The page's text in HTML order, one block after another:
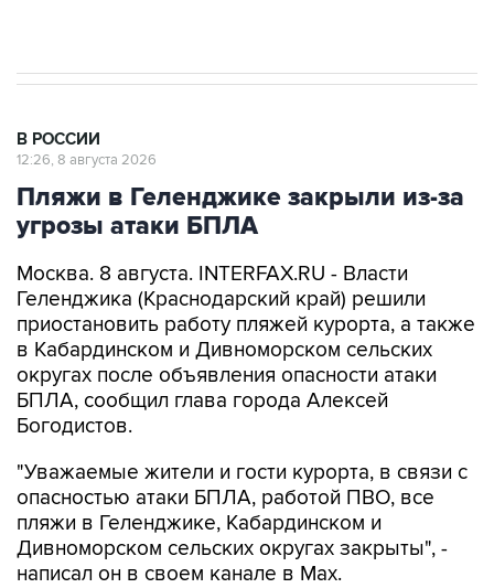
В РОССИИ
12:26, 8 августа 2026
Пляжи в Геленджике закрыли из-за
угрозы атаки БПЛА
Москва. 8 августа. INTERFAX.RU - Власти
Геленджика (Краснодарский край) решили
приостановить работу пляжей курорта, а также
в Кабардинском и Дивноморском сельских
округах после объявления опасности атаки
БПЛА, сообщил глава города Алексей
Богодистов.
"Уважаемые жители и гости курорта, в связи с
опасностью атаки БПЛА, работой ПВО, все
пляжи в Геленджике, Кабардинском и
Дивноморском сельских округах закрыты", -
написал он в своем канале в Max.